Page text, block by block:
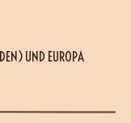
UND EUROPA